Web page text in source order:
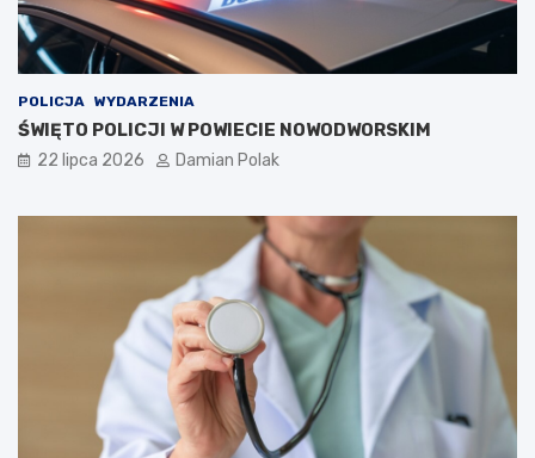
POLICJA WYDARZENIA
ŚWIĘTO POLICJI W POWIECIE NOWODWORSKIM
22 lipca 2026 Damian Polak